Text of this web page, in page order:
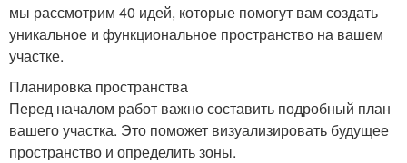
мы рассмотрим 40 идей, которые помогут вам создать
уникальное и функциональное пространство на вашем
участке.
Планировка пространства
Перед началом работ важно составить подробный план
вашего участка. Это поможет визуализировать будущее
пространство и определить зоны.